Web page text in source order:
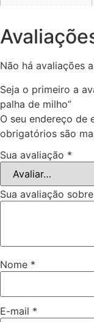
Não há avaliações
Seja o primeiro a
palha de milho”
O seu endereço de
obrigatórios são
Sua avaliação *
Sua avaliação
Nome *
E-mail *